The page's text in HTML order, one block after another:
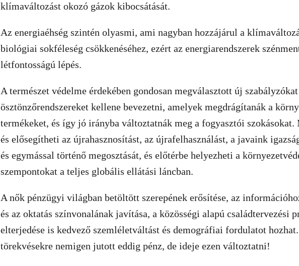
klímaváltozást okozó gázok kibocsátását.
Az energiaéhség szintén olyasmi, ami nagyban hozzájárul a
biológiai sokféleség csökkenéséhez, ezért az energiarendszerek
létfontosságú lépés.
A természet védelme érdekében gondosan megválasztott új szabályzókat
ösztönzőrendszereket kellene bevezetni, amelyek megdrágítanák a
termékeket, és így jó irányba változtatnák meg a fogyasztói
és elősegítheti az újrahasznosítást, az újrafelhasználást, a javaink
és egymással történő megosztását, és előtérbe helyezheti a
szempontokat a teljes globális ellátási láncban.
A nők pénzügyi világban betöltött szerepének erősítése, az
és az oktatás színvonalának javítása, a közösségi alapú családtervezési
elterjedése is kedvező szemléletváltást és demográfiai fordulatot
törekvésekre nemigen jutott eddig pénz, de ideje ezen változtatni!